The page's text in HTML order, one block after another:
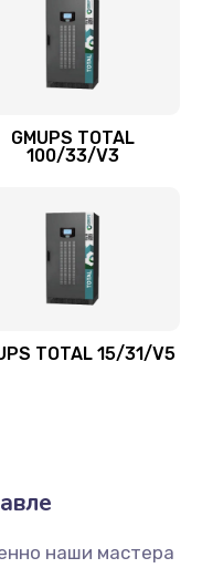
GMUPS TOTAL
100/33/V3
TOTAL 15/31/V5
наши мастера